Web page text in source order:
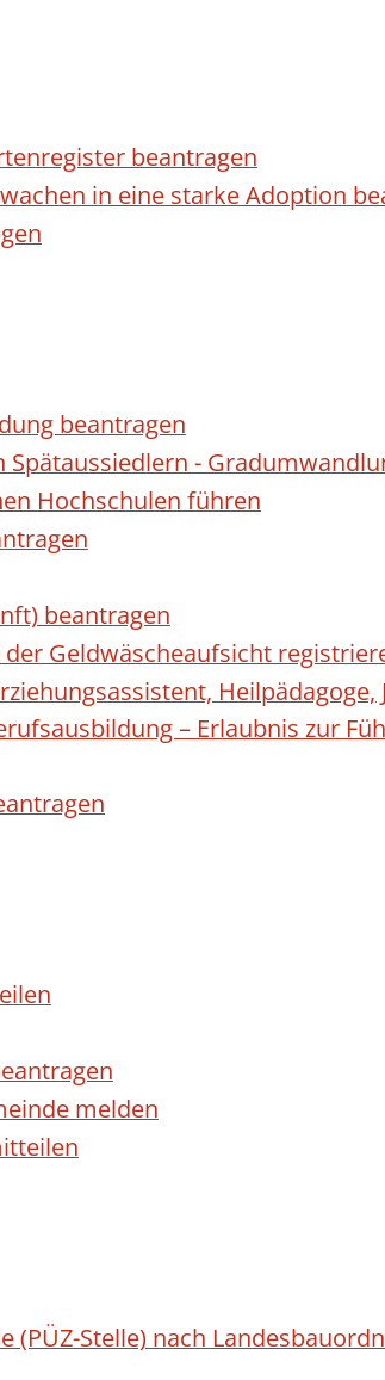
beantragen
in eine starke Adoption
beantragen
-
Hochschulen führen
beantragen
Geldwäscheaufsicht
Heilpädagoge,
– Erlaubnis zur
melden
Stelle) nach